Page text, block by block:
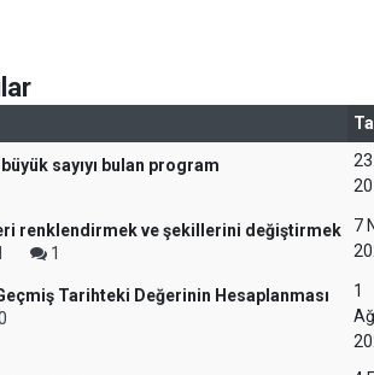
sayıyı bulan program
renklendirmek ve şekillerini değiştirmek
1
7
Tarihteki Değerinin Hesaplanması
1